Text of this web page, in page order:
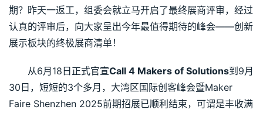
期？昨天一返工，组委会就立马开启了最终展商评审，经过
认真的评审后，向大家呈出今年最值得期待的峰会——创新
展示板块的终极展商清单！
从6月18日正式官宣Call 4 Makers of Solutions到9月
30日，短短的3个多月，大湾区国际创客峰会暨Maker
Faire Shenzhen 2025前期招展已顺利结束，可谓是丰收满